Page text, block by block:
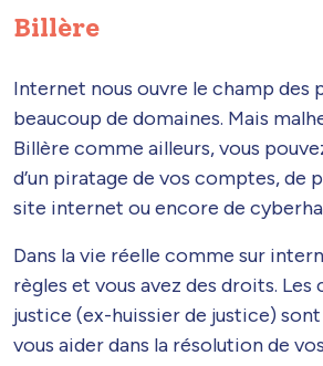
Billère
Internet nous ouvre le champ des
beaucoup de domaines. Mais
Billère comme ailleurs, vous
d’un piratage de vos comptes, de
site internet ou encore de
Dans la vie réelle comme sur
règles et vous avez des droits. Les
justice (ex-huissier de justice)
vous aider dans la résolution de